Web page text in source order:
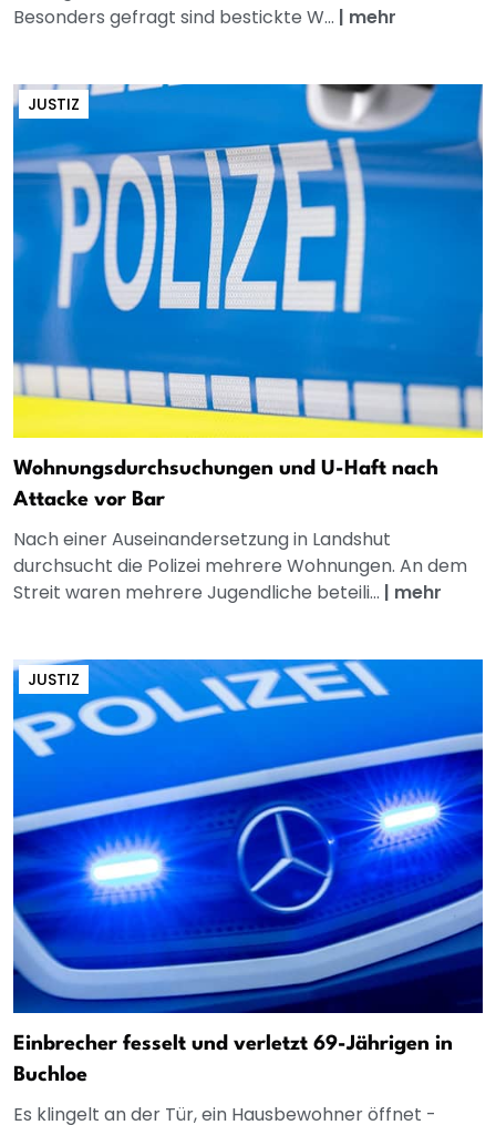
Besonders gefragt sind bestickte W... | mehr
JUSTIZ
Wohnungsdurchsuchungen und U-Haft nach
Attacke vor Bar
Nach einer Auseinandersetzung in Landshut
durchsucht die Polizei mehrere Wohnungen. An dem
Streit waren mehrere Jugendliche beteili... | mehr
JUSTIZ
Einbrecher fesselt und verletzt 69-Jährigen in
Buchloe
Es klingelt an der Tür, ein Hausbewohner öffnet -